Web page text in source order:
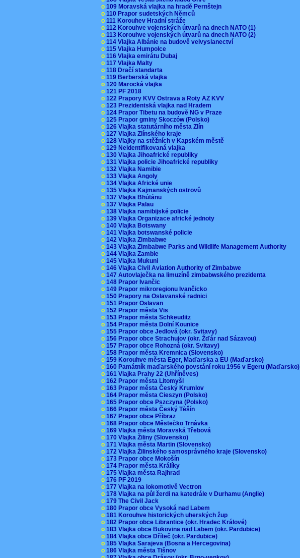
o 109 Moravská vlajka na hradě Pernštejn
o 110 Prapor sudetských Němců
o 111 Korouhev Hradní stráže
o 112 Korouhve vojenských útvarů na dnech NATO (1)
o 113 Korouhve vojenských útvarů na dnech NATO (2)
o 114 Vlajka Albánie na budově velvyslanectví
o 115 Vlajka Humpolce
o 116 Vlajka emirátu Dubaj
o 117 Vlajka Malty
o 118 Dračí standarta
o 119 Berberská vlajka
o 120 Marocká vlajka
o 121 PF 2018
o 122 Prapory KVV Ostrava a Roty AZ KVV
o 123 Prezidentská vlajka nad Hradem
o 124 Prapor Tibetu na budově NG v Praze
o 125 Prapor gminy Skoczów (Polsko)
o 126 Vlajka statutárního města Zlín
o 127 Vlajka Zlínského kraje
o 128 Vlajky na stěžních v Kapském městě
o 129 Neidentifikovaná vlajka
o 130 Vlajka Jihoafrické republiky
o 131 Vlajka policie Jihoafrické republiky
o 132 Vlajka Namibie
o 133 Vlajka Angoly
o 134 Vlajka Africké unie
o 135 Vlajka Kajmanských ostrovů
o 137 Vlajka Bhútánu
o 137 Vlajka Palau
o 138 Vlajka namibijské policie
o 139 Vlajka Organizace africké jednoty
o 140 Vlajka Botswany
o 141 Vlajka botswanské policie
o 142 Vlajka Zimbabwe
o 143 Vlajka Zimbabwe Parks and Wildlife Management Authority
o 144 Vlajka Zambie
o 145 Vlajka Mukuni
o 146 Vlajka Civil Aviation Authority of Zimbabwe
o 147 Autovlaječka na limuzíně zimbabwského prezidenta
o 148 Prapor Ivančic
o 149 Prapor mikroregionu Ivančicko
o 150 Prapory na Oslavanské radnici
o 151 Prapor Oslavan
o 152 Prapor města Vis
o 153 Prapor města Schkeuditz
o 154 Prapor města Dolní Kounice
o 155 Prapor obce Jedlová (okr. Svitavy)
o 156 Prapor obce Strachujov (okr. Žďár nad Sázavou)
o 157 Prapor obce Rohozná (okr. Svitavy)
o 158 Prapor města Kremnica (Slovensko)
o 159 Korouhve města Eger, Maďarska a EU (Maďarsko)
o 160 Památník maďarského povstání roku 1956 v Egeru (Maďarsko)
o 161 Vlajka Prahy 22 (Uhříněves)
o 162 Prapor města Litomyšl
o 163 Prapor města Český Krumlov
o 164 Prapor města Cieszyn (Polsko)
o 165 Prapor obce Pszczyna (Polsko)
o 166 Prapor města Český Těšín
o 167 Prapor obce Příbraz
o 168 Prapor obce Městečko Trnávka
o 169 Vlajka města Moravská Třebová
o 170 Vlajka Žiliny (Slovensko)
o 171 Vlajka města Martin (Slovensko)
o 172 Vlajka Žilinského samosprávného kraje (Slovensko)
o 173 Prapor obce Mokošín
o 174 Prapor města Králíky
o 175 Vlajka města Rajhrad
o 176 PF 2019
o 177 Vlajka na lokomotivě Vectron
o 178 Vlajka na půl žerdi na katedrále v Durhamu (Anglie)
o 179 The Civil Jack
o 180 Prapor obce Vysoká nad Labem
o 181 Korouhve historických uherských žup
o 182 Prapor obce Librantice (okr. Hradec Králové)
o 183 Vlajka obce Bukovina nad Labem (okr. Pardubice)
o 184 Vlajka obce Dříteč (okr. Pardubice)
o 185 Vlajka Sarajeva (Bosna a Hercegovina)
o 186 Vlajka města Tišnov